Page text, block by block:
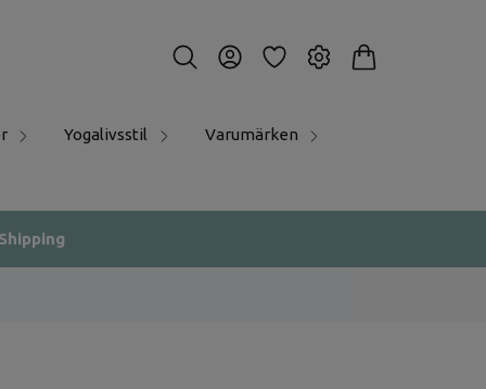
Yogalivsstil Varumärken